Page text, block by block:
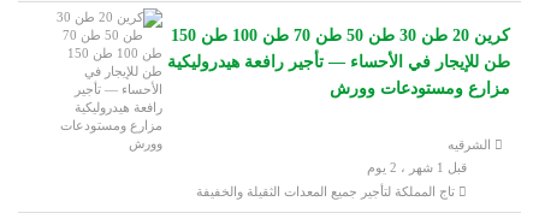
كرين 20 طن 30 طن 50 طن 70 طن 100 طن 150
طن للإيجار في الأحساء — تأجير رافعة هيدروليكية
مزارع ومستودعات وورش
الشرقيه
قبل 1 شهر ، 2 يوم
تاج المملكة لتأجير جميع المعدات الثقيلة والخفيفة